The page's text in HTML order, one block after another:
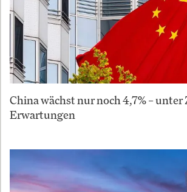
China wächst nur noch 4,7% –
Erwartungen